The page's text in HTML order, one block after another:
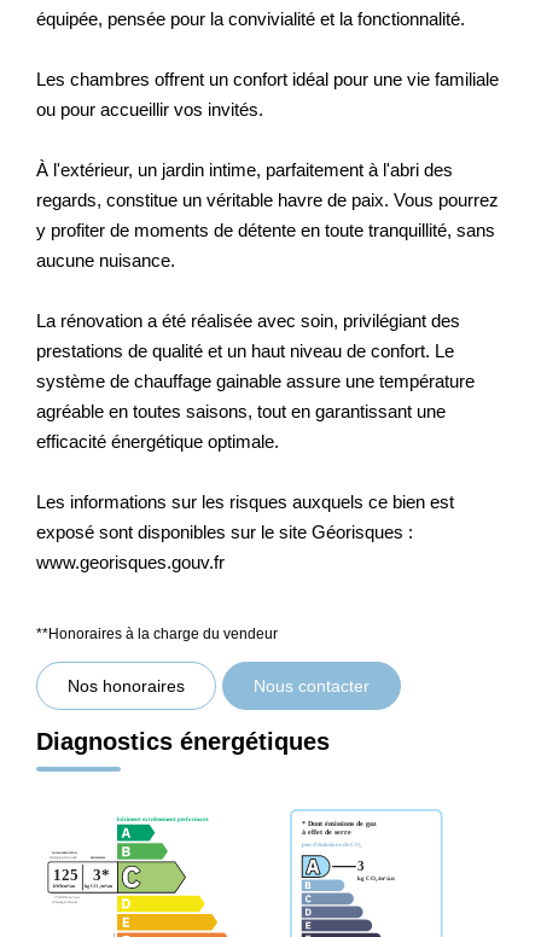
équipée, pensée pour la convivialité et la fonctionnalité.
Les chambres offrent un confort idéal pour une vie familiale
ou pour accueillir vos invités.
À l'extérieur, un jardin intime, parfaitement à l'abri des
regards, constitue un véritable havre de paix. Vous pourrez
y profiter de moments de détente en toute tranquillité, sans
aucune nuisance.
La rénovation a été réalisée avec soin, privilégiant des
prestations de qualité et un haut niveau de confort. Le
système de chauffage gainable assure une température
agréable en toutes saisons, tout en garantissant une
efficacité énergétique optimale.
Les informations sur les risques auxquels ce bien est
exposé sont disponibles sur le site Géorisques :
www.georisques.gouv.fr
**Honoraires à la charge du vendeur
Nos honoraires Nous contacter
Diagnostics énergétiques